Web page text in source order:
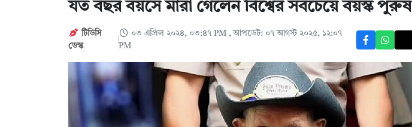
যত বছর বয়সে মারা গেলেন বিশ্বের সবচেয়ে বয়স্ক পুরুষ
টিডিসি
ডেস্ক
০৩ এপ্রিল ২০২৪, ০৩:৪৭ PM , আপডেট: ০৭ আগস্ট ২০২৫, ১২:০৭
PM